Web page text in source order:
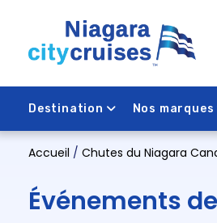
content
Destination Nos marques
Accueil / Chutes du Niagara
Événements